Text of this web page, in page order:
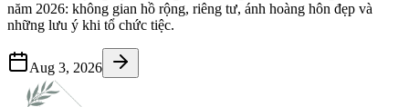
năm 2026: không gian hồ rộng, riêng tư, ánh hoàng hôn đẹp và
những lưu ý khi tổ chức tiệc.
Aug 3, 2026